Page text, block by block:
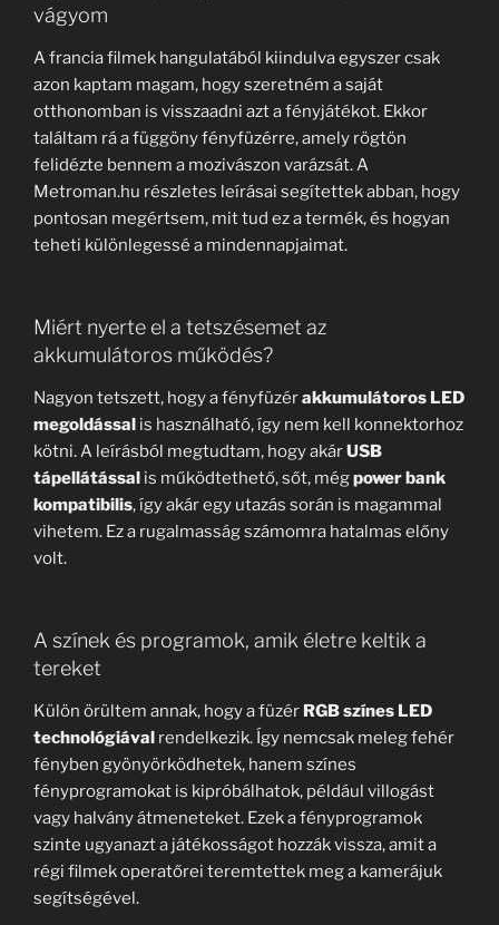
vágyom
A francia filmek hangulatából kiindulva egyszer csak
azon kaptam magam, hogy szeretném a saját
otthonomban is visszaadni azt a fényjátékot. Ekkor
találtam rá a függöny fényfüzérre, amely rögtön
felidézte bennem a mozivászon varázsát. A
Metroman.hu részletes leírásai segítettek abban, hogy
pontosan megértsem, mit tud ez a termék, és hogyan
teheti különlegessé a mindennapjaimat.
Miért nyerte el a tetszésemet az
akkumulátoros működés?
Nagyon tetszett, hogy a fényfüzérakkumulátoros LED
megoldással is használható, így nem kell konnektorhoz
kötni. A leírásból megtudtam, hogy akárUSB
tápellátással is működtethető, sőt, mégpower bank
kompatibilis, így akár egy utazás során is magammal
vihetem. Ez a rugalmasság számomra hatalmas előny
volt.
A színek és programok, amik életre keltik a
tereket
Külön örültem annak, hogy a füzér RGB színes LED
technológiával rendelkezik. Így nemcsak meleg fehér
fényben gyönyörködhetek, hanem színes
fényprogramokat is kipróbálhatok, például villogást
vagy halvány átmeneteket. Ezek a fényprogramok
szinte ugyanazt a játékosságot hozzák vissza, amit a
régi filmek operatőrei teremtettek meg a kamerájuk
segítségével.